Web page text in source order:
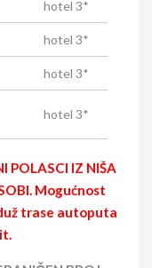
hotel 3*
hotel 3*
hotel 3*
hotel 3*
POLASCI IZ NIŠA
Mogućnost
trase autoputa